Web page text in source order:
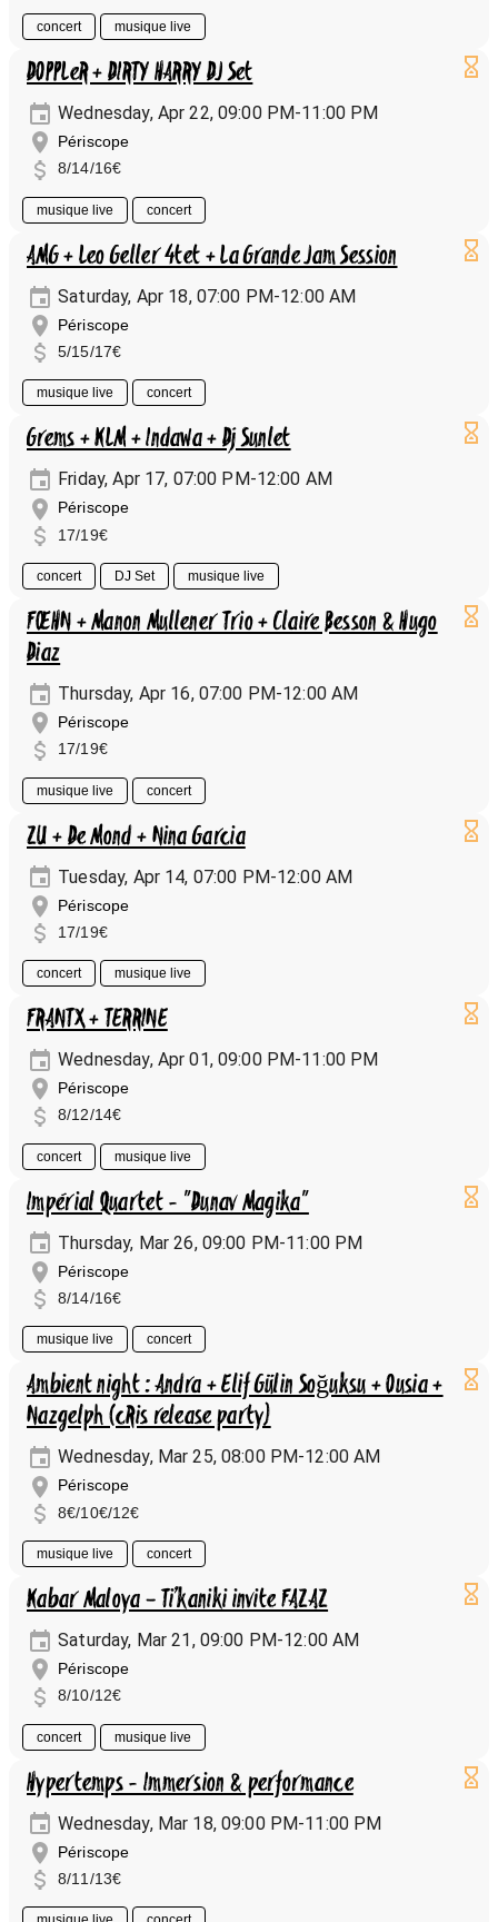
concert musique live
DOPPLeR + DIRTY HARRY DJ Set
Wednesday, Apr 22, 09:00 PM-11:00 PM
Périscope
8/14/16€
musique live concert
AMG + Leo Geller 4tet + La Grande Jam Session
Saturday, Apr 18, 07:00 PM-12:00 AM
Périscope
5/15/17€
musique live concert
Grems + KLM + Indawa + Dj Sunlet
Friday, Apr 17, 07:00 PM-12:00 AM
Périscope
17/19€
concert DJ Set musique live
FŒHN + Manon Mullener Trio + Claire Besson & Hugo
Diaz
Thursday, Apr 16, 07:00 PM-12:00 AM
Périscope
17/19€
musique live concert
ZU + De Mond + Nina Garcia
Tuesday, Apr 14, 07:00 PM-12:00 AM
Périscope
17/19€
concert musique live
FRANTX + TERRINE
Wednesday, Apr 01, 09:00 PM-11:00 PM
Périscope
8/12/14€
concert musique live
Impérial Quartet - "Dunav Magika"
Thursday, Mar 26, 09:00 PM-11:00 PM
Périscope
8/14/16€
musique live concert
Ambient night : Andra + Elif Gülin Soğuksu + Ousia +
Nazgelph (cRis release party)
Wednesday, Mar 25, 08:00 PM-12:00 AM
Périscope
8€/10€/12€
musique live concert
Kabar Maloya – Ti’kaniki invite FAZAZ
Saturday, Mar 21, 09:00 PM-12:00 AM
Périscope
8/10/12€
concert musique live
Hypertemps - Immersion & performance
Wednesday, Mar 18, 09:00 PM-11:00 PM
Périscope
8/11/13€